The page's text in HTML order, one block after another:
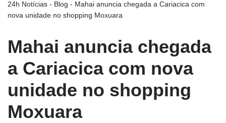
24h Notícias - Blog - Mahai anuncia chegada a Cariacica com
nova unidade no shopping Moxuara
Mahai anuncia chegada
a Cariacica com nova
unidade no shopping
Moxuara